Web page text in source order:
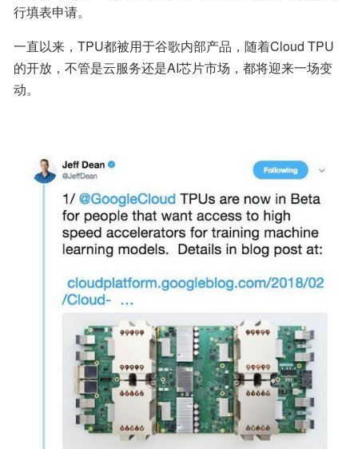
行填表申请。
一直以来，TPU都被用于谷歌内部产品，随着Cloud TPU
的开放，不管是云服务还是AI芯片市场，都将迎来一场变
动。